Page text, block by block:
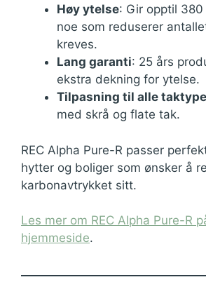
Høy ytelse: Gir opptil 380
noe som reduserer
kreves.
Lang garanti: 25 års
ekstra dekning for ytelse.
Tilpasning til alle
med skrå og flate tak.
REC Alpha Pure-R passer
hytter og boliger som ønsker å
karbonavtrykket sitt.
Les mer om REC Alpha Pure-R
hjemmeside.